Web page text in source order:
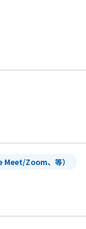
Meet/Zoom、等）